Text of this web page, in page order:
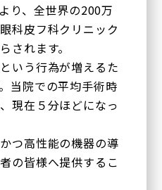
り、全世界の200万
科皮フ科クリニック
されます。
いう行為が増えるた
当院での平均手術時
現在５分ほどになっ
つ高性能の機器の導
の皆様へ提供するこ